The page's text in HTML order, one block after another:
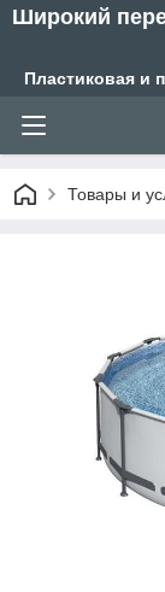
Широкий
Пластиковая и
Товары и